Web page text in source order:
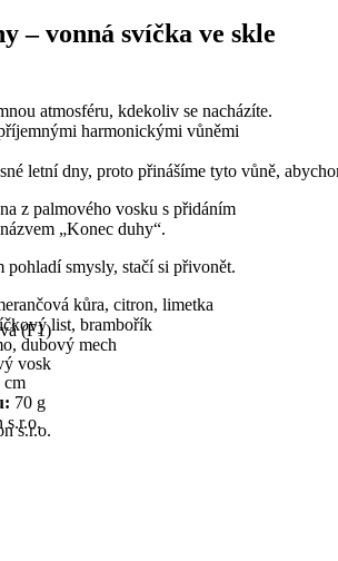
– vonná svíčka ve skle
atmosféru, kdekoliv se nacházíte.
harmonickými vůněmi
letní dny, proto přinášíme tyto vůně,
z palmového vosku s přidáním
„Konec duhy“.
pohladí smysly, stačí si přivonět.
kůra, citron, limetka
list, brambořík
dubový mech
cm
70 g
s.r.o.
(F1)
vosk
s.r.o.